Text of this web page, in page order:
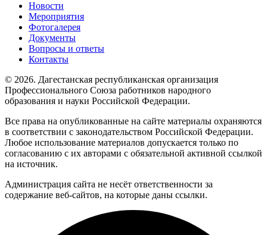
Новости
Мероприятия
Фотогалерея
Документы
Вопросы и ответы
Контакты
© 2026. Дагестанская республиканская организация
Профессионального Союза работников народного
образования и науки Российской Федерации.
Все права на опубликованные на сайте материалы охраняются
в соответствии с законодательством Российской Федерации.
Любое использование материалов допускается только по
согласованию с их авторами с обязательной активной ссылкой
на источник.
Администрация сайта не несёт ответственности за
содержание веб-сайтов, на которые даны ссылки.